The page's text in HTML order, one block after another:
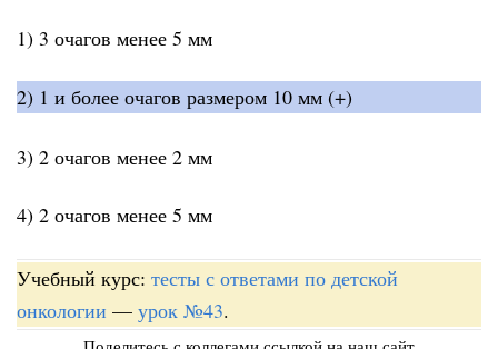
1) 3 очагов менее 5 мм
2) 1 и более очагов размером 10 мм (+)
3) 2 очагов менее 2 мм
4) 2 очагов менее 5 мм
Учебный курс: тесты с ответами по детской
онкологии — урок №43.